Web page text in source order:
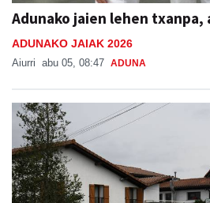
Adunako jaien lehen
ADUNAKO JAIAK 2026
Aiurri abu 05, 08:47 ADUNA